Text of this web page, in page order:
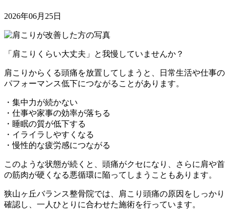
2026年06月25日
「肩こりくらい大丈夫」と我慢していませんか？
肩こりからくる頭痛を放置してしまうと、日常生活や仕事の
パフォーマンス低下につながることがあります。
・集中力が続かない
・仕事や家事の効率が落ちる
・睡眠の質が低下する
・イライラしやすくなる
・慢性的な疲労感につながる
このような状態が続くと、頭痛がクセになり、さらに肩や首
の筋肉が硬くなる悪循環に陥ってしまうこともあります。
狭山ヶ丘バランス整骨院では、肩こり頭痛の原因をしっかり
確認し、一人ひとりに合わせた施術を行っています。